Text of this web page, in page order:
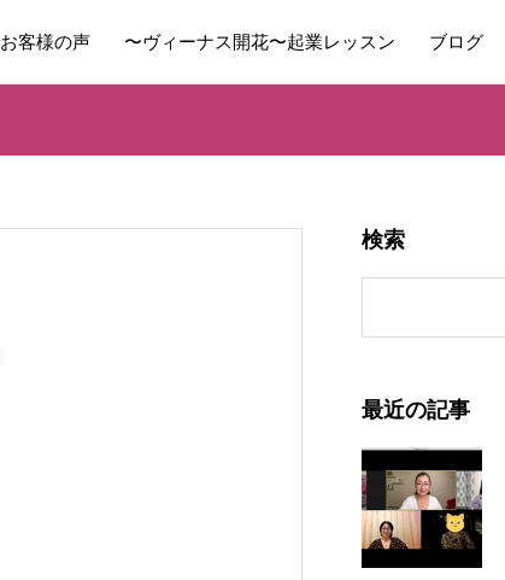
お客様の声 〜ヴィーナス開花〜起業レッスン ブログ
検索
最近の記事